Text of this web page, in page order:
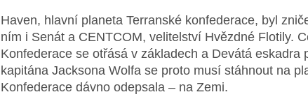
Haven, hlavní planeta Terranské konfederace, byl
ním i Senát a CENTCOM, velitelství Hvězdné Flotily.
Konfederace se otřásá v základech a Devátá eskadra
kapitána Jacksona Wolfa se proto musí stáhnout na
Konfederace dávno odepsala – na Zemi.